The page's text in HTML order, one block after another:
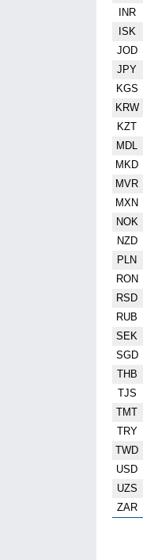
INR
ISK
JOD
JPY
KGS
KRW
KZT
MDL
MKD
MVR
MXN
NOK
NZD
PLN
RON
RSD
RUB
SEK
SGD
THB
TJS
TMT
TRY
TWD
USD
UZS
ZAR